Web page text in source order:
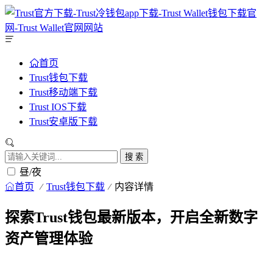
首页
Trust钱包下载
Trust移动端下载
Trust IOS下载
Trust安卓版下载
搜 索
昼/夜
首页 Trust钱包下载 内容详情
探索Trust钱包最新版本，开启全新数字
资产管理体验